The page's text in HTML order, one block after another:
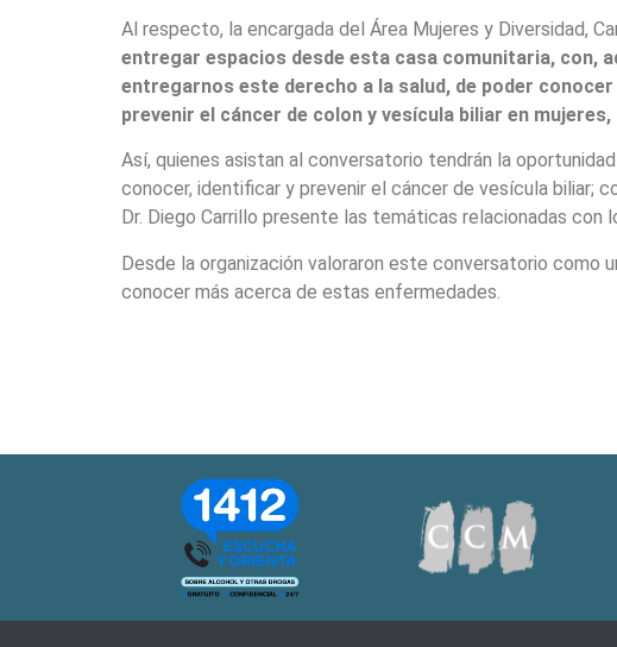
Al respecto, la encargada del Área Mujeres y Diversidad,
entregar espacios desde esta casa comunitaria, con,
entregarnos este derecho a la salud, de poder
prevenir el cáncer de colon y vesícula biliar en
Así, quienes asistan al conversatorio tendrán la
conocer, identificar y prevenir el cáncer de vesícula biliar;
Dr. Diego Carrillo presente las temáticas relacionadas
Desde la organización valoraron este conversatorio como
conocer más acerca de estas enfermedades.